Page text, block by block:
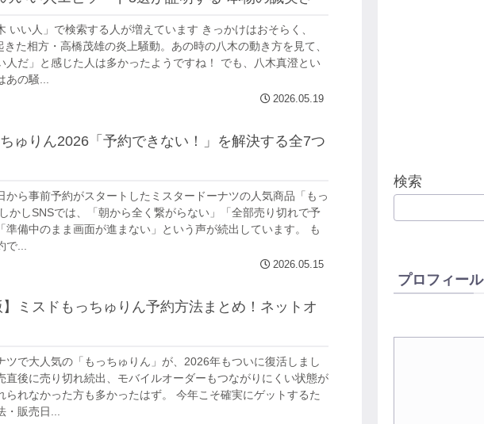
いい人」で検索する人が増えています きっかけはおそらく、
た相方・高橋茂雄の炎上騒動。あの時の八木の動き方を見て、
人だ」と感じた人は多かったようですね！ でも、八木真澄とい
あの騒...
2026.05.19
ゅりん2026「予約できない！」を解決する全7つ
から事前予約がスタートしたミスタードーナツの人気商品「もっ
かしSNSでは、「朝から全く繋がらない」「全部売り切れで予
準備中のまま画面が進まない」という声が続出しています。 も
...
2026.05.15
ミスドもっちゅりん予約方法まとめ！ネットオ
ツで大人気の「もっちゅりん」が、2026年もついに復活しまし
直後に売り切れ続出、モバイルオーダーもつながりにくい状態が
られなかった方も多かったはず。 今年こそ確実にゲットするた
販売日...
検索
プロフィール